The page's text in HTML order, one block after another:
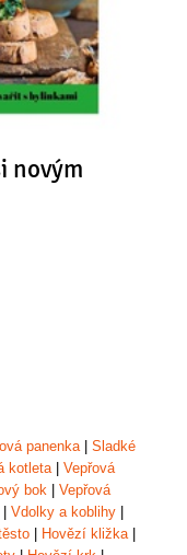
novým
panenka| Sladké
kotleta| Vepřová
bok
Vepřová
| Vdolky a koblihy
Hovězí kližka|